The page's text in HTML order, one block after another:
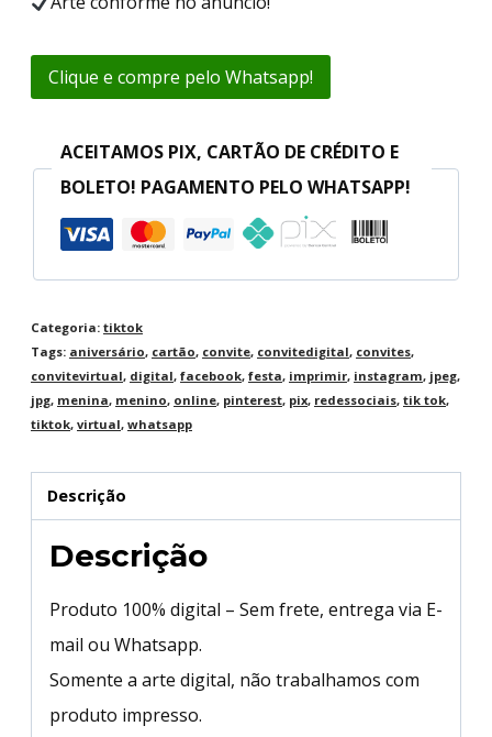
Clique e compre pelo Whatsapp!
ACEITAMOS PIX, CARTÃO DE CRÉDITO E
BOLETO! PAGAMENTO PELO WHATSAPP!
Categoria: tiktok
Tags: aniversário, cartão, convite, convitedigital, convites,
convitevirtual, digital, facebook, festa, imprimir, instagram, jpeg,
jpg, menina, menino, online, pinterest, pix, redessociais, tik tok,
tiktok, virtual, whatsapp
Descrição
Descrição
Produto 100% digital – Sem frete, entrega via E-
mail ou Whatsapp.
Somente a arte digital, não trabalhamos com
produto impresso.